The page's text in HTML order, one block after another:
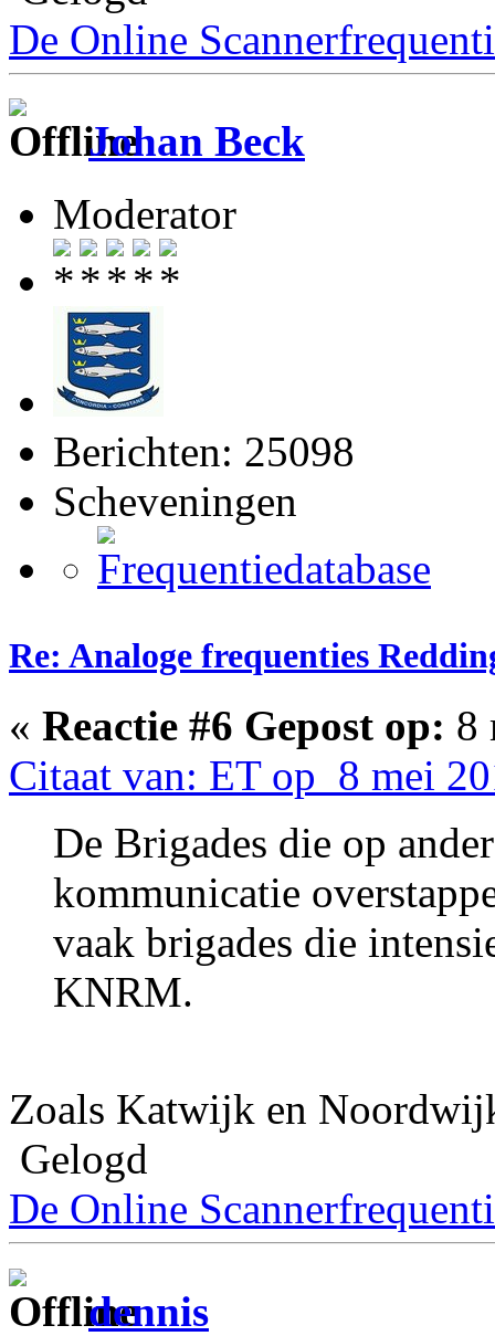
De Online
Johan Beck
Moderator
Berichten: 25098
Scheveningen
Re: Analoge frequenties
« Reactie #6 Gepost op: 8
Citaat van: ET op 8 mei
De Brigades die op
kommunicatie
vaak brigades die
KNRM.
Zoals Katwijk en
Gelogd
De Online
dennis